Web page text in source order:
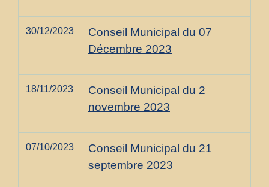
30/12/2023
Conseil Municipal du 07
Décembre 2023
18/11/2023
Conseil Municipal du 2
novembre 2023
07/10/2023
Conseil Municipal du 21
septembre 2023